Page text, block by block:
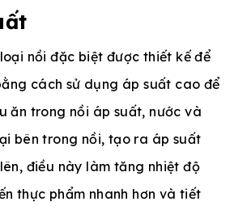
nồi đặc biệt được thiết kế để
cách sử dụng áp suất cao để
ăn trong nồi áp suất, nước và
bên trong nồi, tạo ra áp suất
điều này làm tăng nhiệt độ
thực phẩm nhanh hơn và tiết